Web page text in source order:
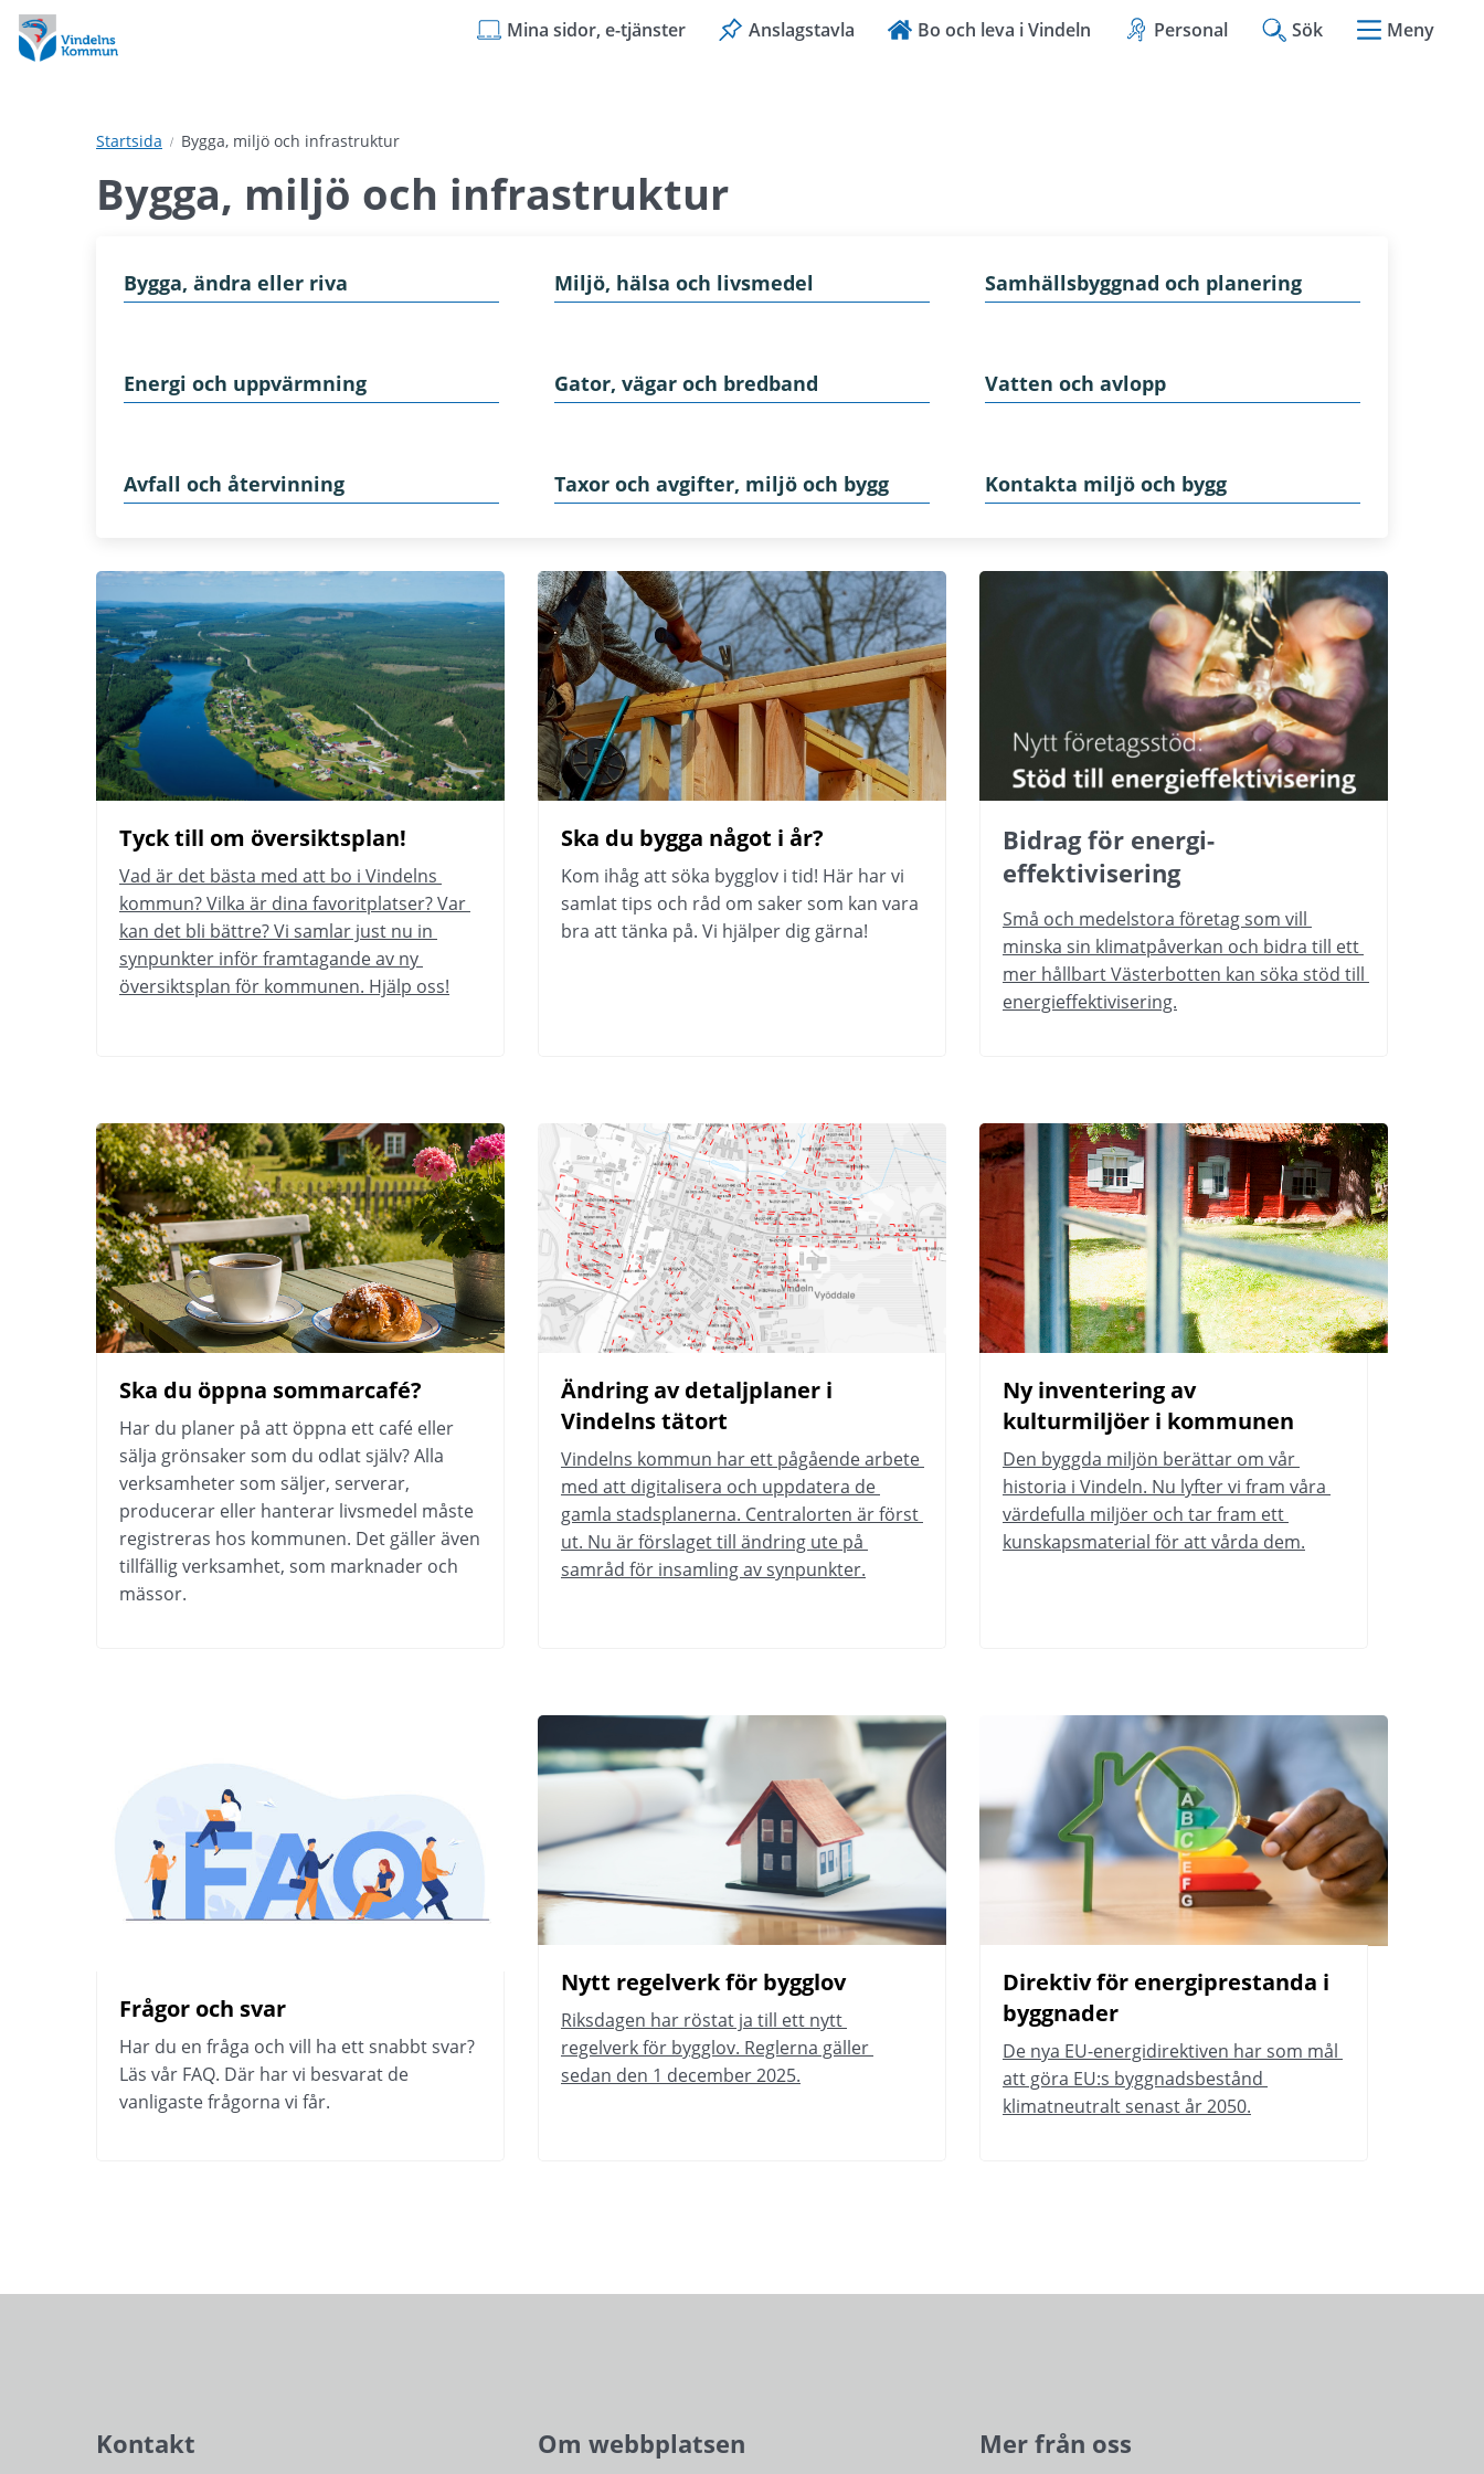
Hoppa
till
innehåll
Hoppa
till
undermeny
Mina sidor, e-tjänster Anslagstavla Bo och leva i Vindeln Personal Sök Meny
Startsida Bygga, miljö och infrastruktur
Bygga, miljö och infrastruktur
Bygga, ändra eller riva Miljö, hälsa och livsmedel Samhällsbyggnad och planering
Energi och uppvärmning Gator, vägar och bredband Vatten och avlopp
Avfall och återvinning Taxor och avgifter, miljö och bygg Kontakta miljö och bygg
Tyck till om översiktsplan!
Vad är det bästa med att bo i Vindelns
kommun? Vilka är dina favoritplatser? Var
kan det bli bättre? Vi samlar just nu in
synpunkter inför framtagande av ny
översiktsplan för kommunen. Hjälp oss!
Ska du bygga något i år?
Kom ihåg att söka bygglov i tid! Här har vi
samlat tips och råd om saker som kan vara
bra att tänka på. Vi hjälper dig gärna!
Bidrag för energi-
effektivisering
Små och medelstora företag som vill
minska sin klimatpåverkan och bidra till ett
mer hållbart Västerbotten kan söka stöd till
energieffektivisering.
Ska du öppna sommarcafé?
Har du planer på att öppna ett café eller
sälja grönsaker som du odlat själv? Alla
verksamheter som säljer, serverar,
producerar eller hanterar livsmedel måste
registreras hos kommunen. Det gäller även
tillfällig verksamhet, som marknader och
mässor.
Ändring av detaljplaner i
Vindelns tätort
Vindelns kommun har ett pågående arbete
med att digitalisera och uppdatera de
gamla stadsplanerna. Centralorten är först
ut. Nu är förslaget till ändring ute på
samråd för insamling av synpunkter.
Ny inventering av
kulturmiljöer i kommunen
Den byggda miljön berättar om vår
historia i Vindeln. Nu lyfter vi fram våra
värdefulla miljöer och tar fram ett
kunskapsmaterial för att vårda dem.
Frågor och svar
Har du en fråga och vill ha ett snabbt svar?
Läs vår FAQ. Där har vi besvarat de
vanligaste frågorna vi får.
Nytt regelverk för bygglov
Riksdagen har röstat ja till ett nytt
regelverk för bygglov. Reglerna gäller
sedan den 1 december 2025.
Direktiv för energiprestanda i
byggnader
De nya EU-energidirektiven har som mål
att göra EU:s byggnadsbestånd
klimatneutralt senast år 2050.
Kontakt Om webbplatsen Mer från oss